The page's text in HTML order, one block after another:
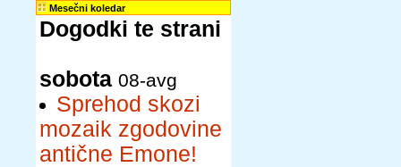
Mesečni koledar
Dogodki te strani
sobota 08-avg
Sprehod skozi
mozaik zgodovine
antične Emone!